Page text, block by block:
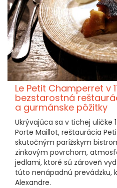
Le Petit Champerret v
bezstarostná
a gurmánske pôžitky
Ukrývajúca sa v tichej uličke
Porte Maillot, reštaurácia
skutočným parížskym
zinkovým povrchom,
jedlami, ktoré sú zároveň
túto nenápadnú prevádzku,
Alexandre.